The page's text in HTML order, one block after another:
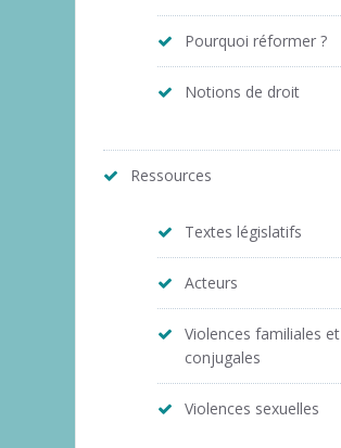
Pourquoi réformer ?
Notions de droit
Ressources
Textes législatifs
Acteurs
Violences familiales et
conjugales
Violences sexuelles